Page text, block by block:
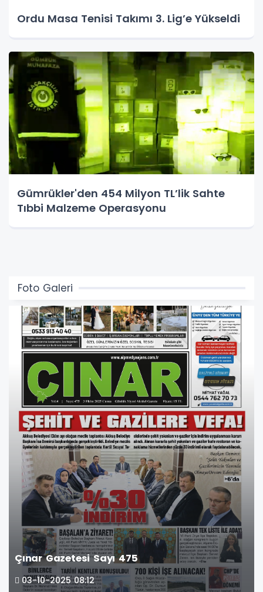
Ordu Masa Tenisi Takımı 3. Lig’e Yükseldi
Gümrükler'den 454 Milyon TL’lik Sahte
Tıbbi Malzeme Operasyonu
Foto Galeri
Çınar Gazetesi Sayı 475
03-10-2025 08:12